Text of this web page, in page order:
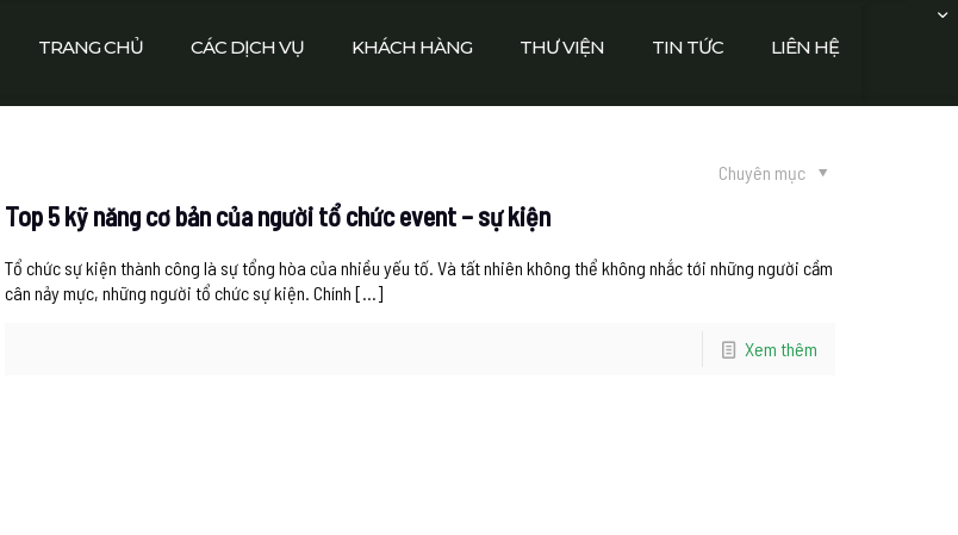
TRANG CHỦ CÁC DỊCH VỤ KHÁCH HÀNG THƯ VIỆN TIN TỨC LIÊN HỆ
Chuyên mục
Top 5 kỹ năng cơ bản của người tổ chức event – sự kiện
Tổ chức sự kiện thành công là sự tổng hòa của nhiều yếu tố. Và tất nhiên không thể không nhắc tới những người cầm
cân nảy mực, những người tổ chức sự kiện. Chính […]
Xem thêm